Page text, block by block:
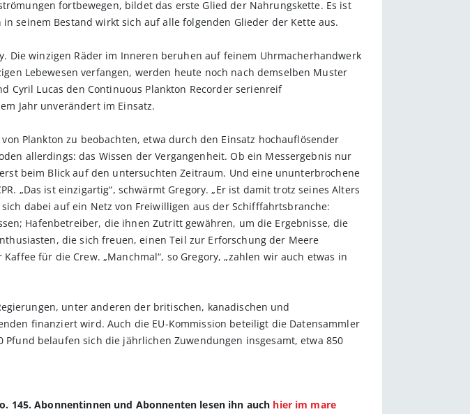
fortbewegen, bildet das erste Glied der Nahrungskette. Es ist
seinem Bestand wirkt sich auf alle folgenden Glieder der Kette aus.
Die winzigen Räder im Inneren beruhen auf feinem Uhrmacherhandwerk
Lebewesen verfangen, werden heute noch nach demselben Muster
Cyril Lucas den Continuous Plankton Recorder serienreif
Jahr unverändert im Einsatz.
Plankton zu beobachten, etwa durch den Einsatz hochauflösender
allerdings: das Wissen der Vergangenheit. Ob ein Messergebnis nur
beim Blick auf den untersuchten Zeitraum. Und eine ununterbrochene
„Das ist einzigartig“, schwärmt Gregory. „Er ist damit trotz seines Alters
dabei auf ein Netz von Freiwilligen aus der Schifffahrtsbranche:
Hafenbetreiber, die ihnen Zutritt gewähren, um die Ergebnisse, die
die sich freuen, einen Teil zur Erforschung der Meere
für die Crew. „Manchmal“, so Gregory, „zahlen wir auch etwas in
unter anderen der britischen, kanadischen und
finanziert wird. Auch die EU-Kommission beteiligt die Datensammler
belaufen sich die jährlichen Zuwendungen insgesamt, etwa 850
145. Abonnentinnen und Abonnenten lesen ihn auch hier im mare